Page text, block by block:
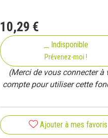
10,29 €
Indisponible
Prévenez-moi !
(Merci de vous connecter à
compte pour utiliser cette
Ajouter à mes favoris